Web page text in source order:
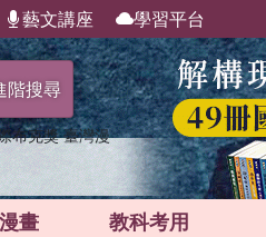
藝文講座 學習平台
階搜尋
布克獎 臺灣漫
漫畫 教科考用